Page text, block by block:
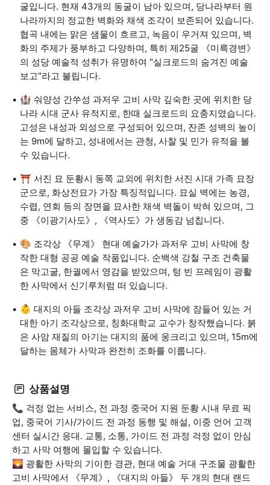
굴입니다. 현재 43개의 동굴이 남아 있으며, 당나라부터 원
나라까지의 정교한 벽화와 채색 조각이 보존되어 있습니다.
협곡 내에는 맑은 샘물이 흐르고, 녹음이 우거져 있으며, 벽
화의 주제가 풍부하고 다양하며, 특히 제25굴 《미륵경변》
의 성당 예술적 성취가 유명하여 "실크로드의 숨겨진 예술
보고"라고 불립니다.
🏰 숴양성 간쑤성 과저우 고비 사막 깊숙한 곳에 위치한 당
나라 시대 군사 유적지로, 한때 실크로드의 요충지였습니다.
고성은 내성과 외성으로 구성되어 있으며, 잔존 성벽의 높이
는 9m에 달하고, 성내에서는 관청, 사찰 및 민가 유적을 볼
수 있습니다.
⛩️ 서진 묘 둔황시 동쪽 교외에 위치한 서진 시대 가족 묘장
군으로, 화상전묘가 가장 특징적입니다. 묘실 벽에는 농경,
수렵, 연회 등의 장면을 묘사한 채색 벽돌이 박혀 있으며, 그
중 《이광기사도》, 《역사도》가 생동감 넘칩니다.
🎨 조각상 《무계》 현대 예술가가 과저우 고비 사막에 창
작한 대형 공공 예술 작품입니다. 순백색 강철 구조 건축물
은 막고굴, 한궐에서 영감을 받았으며, 텅 빈 프레임이 광활
한 사막에서 신기루처럼 떠 있습니다.
👶 대지의 아들 조각상 과저우 고비 사막에 잠들어 있는 거
대한 아기 조각상으로, 칭화대학교 교수가 창작했습니다. 붉
은 사암 재질의 아기는 대지의 품에 웅크리고 있으며, 15m에
달하는 몸체가 사막과 완전히 조화를 이룹니다.
상품설명
📞 걱정 없는 서비스, 전 과정 중국어 지원 둔황 시내 무료 픽
업, 중국어 기사/가이드 전 과정 동행 및 해설, 이중 언어 고객
센터 실시간 응대. 교통, 소통, 가이드 전 과정 걱정 없이 안심
하고 사막 여행에 몰입할 수 있습니다.
🌄 광활한 사막의 기이한 경관, 현대 예술 거대 구조물 광활한
고비 사막에서 《무계》, 《대지의 아들》 두 개의 현대 랜드